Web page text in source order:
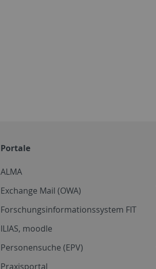
Portale
ALMA
Exchange Mail (OWA)
Forschungsinformationssystem FIT
ILIAS, moodle
Personensuche (EPV)
Praxisportal